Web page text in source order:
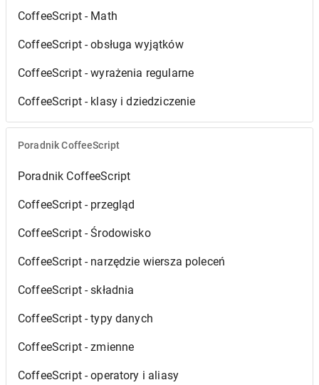
CoffeeScript - Math
CoffeeScript - obsługa wyjątków
CoffeeScript - wyrażenia regularne
CoffeeScript - klasy i dziedziczenie
Poradnik CoffeeScript
Poradnik CoffeeScript
CoffeeScript - przegląd
CoffeeScript - Środowisko
CoffeeScript - narzędzie wiersza poleceń
CoffeeScript - składnia
CoffeeScript - typy danych
CoffeeScript - zmienne
CoffeeScript - operatory i aliasy